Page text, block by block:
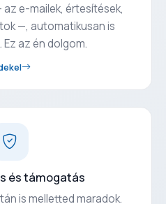
e-mailek, értesítések,
—, automatikusan is
az én dolgom.
és támogatás
is melletted maradok.